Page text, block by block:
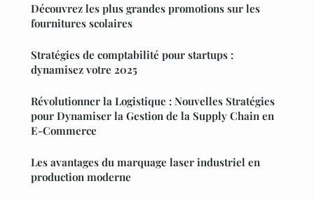
Découvrez les plus grandes promotions sur les
fournitures scolaires
Stratégies de comptabilité pour startups :
dynamisez votre 2025
Révolutionner la Logistique : Nouvelles Stratégies
pour Dynamiser la Gestion de la Supply Chain en
E-Commerce
Les avantages du marquage laser industriel en
production moderne